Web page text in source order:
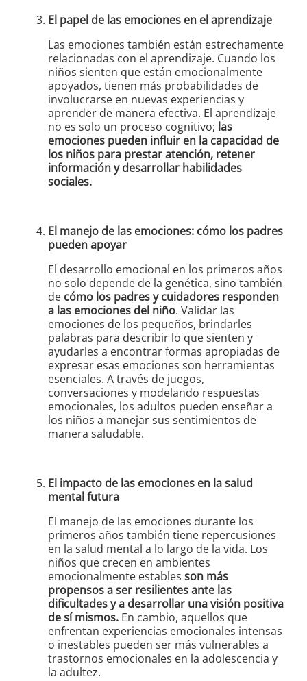
El papel de las emociones en el aprendizaje
Las emociones también están estrechamente
relacionadas con el aprendizaje. Cuando los
niños sienten que están emocionalmente
apoyados, tienen más probabilidades de
involucrarse en nuevas experiencias y
aprender de manera efectiva. El aprendizaje
no es solo un proceso cognitivo; las
emociones pueden influir en la capacidad de
los niños para prestar atención, retener
información y desarrollar habilidades
sociales.
El manejo de las emociones: cómo los padres
pueden apoyar
El desarrollo emocional en los primeros años
no solo depende de la genética, sino también
de cómo los padres y cuidadores responden
a las emociones del niño. Validar las
emociones de los pequeños, brindarles
palabras para describir lo que sienten y
ayudarles a encontrar formas apropiadas de
expresar esas emociones son herramientas
esenciales. A través de juegos,
conversaciones y modelando respuestas
emocionales, los adultos pueden enseñar a
los niños a manejar sus sentimientos de
manera saludable.
El impacto de las emociones en la salud
mental futura
El manejo de las emociones durante los
primeros años también tiene repercusiones
en la salud mental a lo largo de la vida. Los
niños que crecen en ambientes
emocionalmente estables son más
propensos a ser resilientes ante las
dificultades y a desarrollar una visión positiva
de sí mismos. En cambio, aquellos que
enfrentan experiencias emocionales intensas
o inestables pueden ser más vulnerables a
trastornos emocionales en la adolescencia y
la adultez.